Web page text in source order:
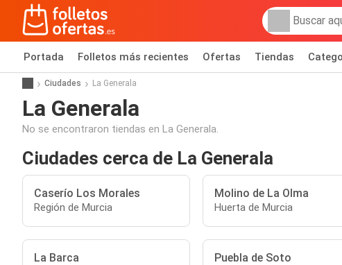
Portada Folletos más recientes Ofertas Tiendas
Ciudades La Generala
La Generala
No se encontraron tiendas en La Generala.
Ciudades cerca de La Generala
Caserío Los Morales
Región de Murcia
Molino de La Olma
Huerta de Murcia
La Barca Puebla de Soto